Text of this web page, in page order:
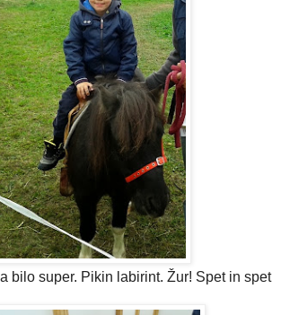
bilo super. Pikin labirint. Žur! Spet in spet